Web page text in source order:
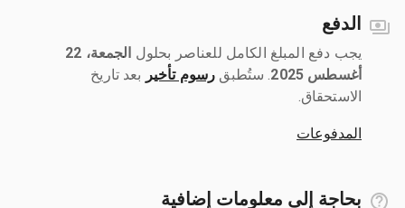
الدفع
يجب دفع المبلغ الكامل للعناصر بحلول ‎
الجمعة، 22
أغسطس 2025
رسوم تأخير بعد تاريخ
الاستحقاق.
المدفوعات
بحاجة إلى معلومات إضافية